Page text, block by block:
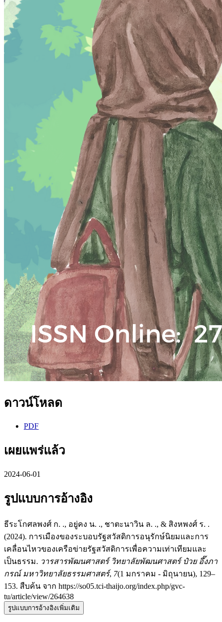
ดาวน์โหลด
PDF
เผยแพร่แล้ว
2024-06-01
รูปแบบการอ้างอิง
ธีระโกศลพงศ์ ก. ., อยู่คง น. ., ชาตะนาวิน ล. ., & สิงหพงศ์ ร. .
(2024). การเมืองของระบอบรัฐสวัสดิการอนุรักษ์นิยมและการ
เคลื่อนไหวของเครือข่ายรัฐสวัสดิการเพื่อความเท่าเทียมและ
เป็นธรรม. วารสารพัฒนศาสตร์ วิทยาลัยพัฒนศาสตร์ ป๋วย อึ๊งภา
กรณ์ มหาวิทยาลัยธรรมศาสตร์, 7(1 มกราคม - มิถุนายน), 129–
153. สืบค้น จาก https://so05.tci-thaijo.org/index.php/gvc-
tu/article/view/264638
รูปแบบการอ้างอิงเพิ่มเติม